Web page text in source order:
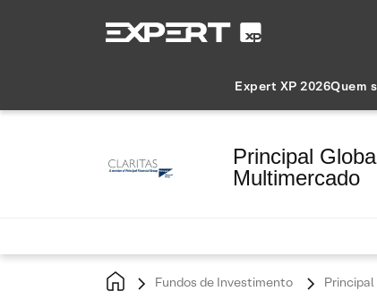
Expert XP 2026Quem
Principal
Multimercado
Fundos de Investimento